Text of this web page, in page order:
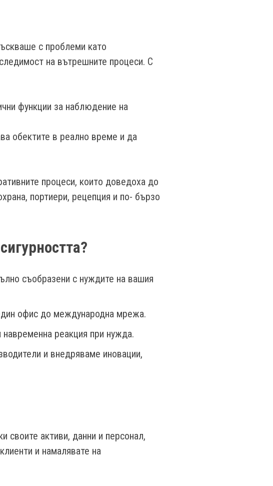
с проблеми като
на вътрешните процеси. С
функции за наблюдение на
обектите в реално време и да
процеси, които доведоха до
портиери, рецепция и по- бързо
съобразени с нуждите на вашия
офис до международна мрежа.
реакция при нужда.
и внедряваме иновации,
своите активи, данни и персонал,
и намалявате на